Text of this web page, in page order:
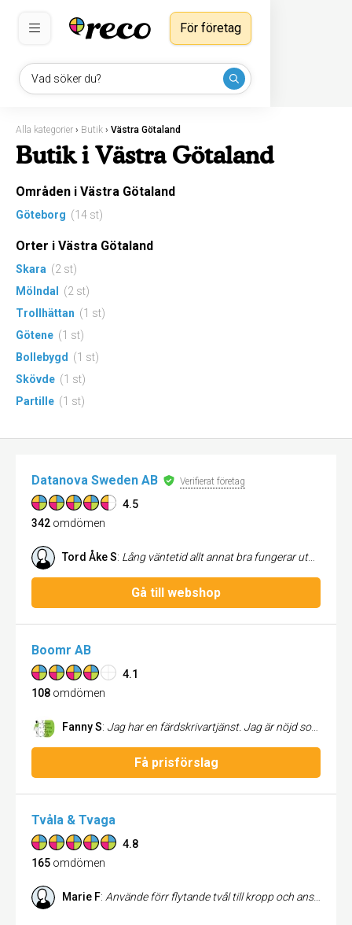
Vad söker du?
För företag
Alla kategorier › Butik › Västra Götaland
Butik i Västra Götaland
Områden i Västra Götaland
Göteborg (14 st)
Orter i Västra Götaland
Skara (2 st)
Mölndal
(2 st)
Trollhättan (1 st)
Götene (1 st)
Bollebygd
(1 st)
Skövde (1 st)
Partille (1 st)
Datanova Sweden AB Verifierat företag
4.5
342 omdömen
Tord Åke S: Lång väntetid allt annat bra fungerar utmärkt
Gå till webshop
Boomr AB
4.1
108 omdömen
Fanny S: Jag har en färdskrivartjänst. Jag är nöjd som kund. Har aldrig varit något problem
Få prisförslag
Tvåla & Tvaga
4.8
165 omdömen
Marie F: Använde förr flytande tvål till kropp och ansikte. Nu sedan innan jul ligger det fasta tvålar överallt. Ser bara fördelar. Använder tvålkoppar i porslin. Tvålarna kommer snabbt på posten och håller länge. Vi är 2, ibland 3 personer i hushållet.